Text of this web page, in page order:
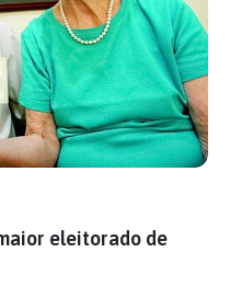
eleitorado de